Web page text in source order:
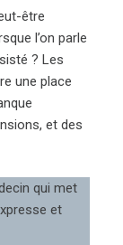
être
l’on parle
? Les
une place
et des
qui met
et